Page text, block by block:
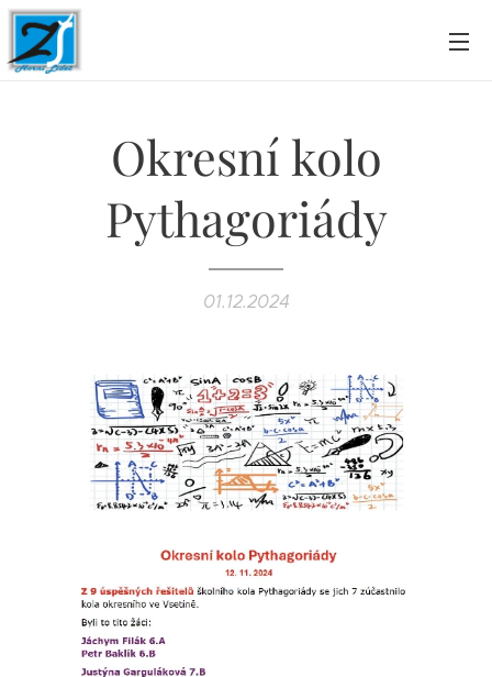
Okresní kolo
Pythagoriády
01.12.2024